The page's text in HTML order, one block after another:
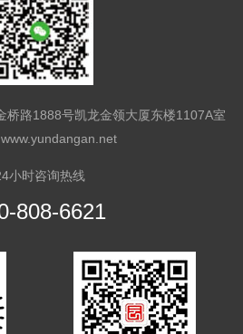
桥路1888号凯龙金领大厦东楼1107A室
小时咨询热线
808-6621